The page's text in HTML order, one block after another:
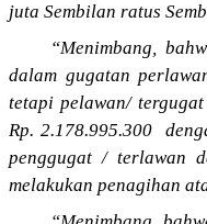
juta Sembilan ratus
“Menimbang,
dalam gugatan
tetapi pelawan/
Rp. 2.178.995.300
penggugat / terlawan
melakukan penagihan